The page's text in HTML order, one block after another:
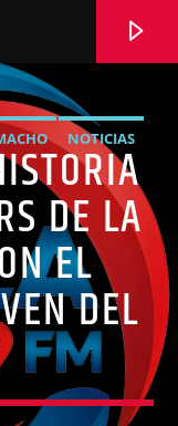
NOTICIAS
DE LA
EL
DEL